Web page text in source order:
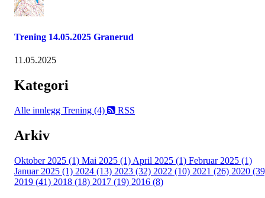
Trening 14.05.2025 Granerud
11.05.2025
Kategori
Alle innlegg Trening (4) RSS
Arkiv
Oktober 2025 (1) Mai 2025 (1) April 2025 (1) Februar 2025 (1)
Januar 2025 (1) 2024 (13) 2023 (32) 2022 (10) 2021 (26) 2020
2019 (41) 2018 (18) 2017 (19) 2016 (8)